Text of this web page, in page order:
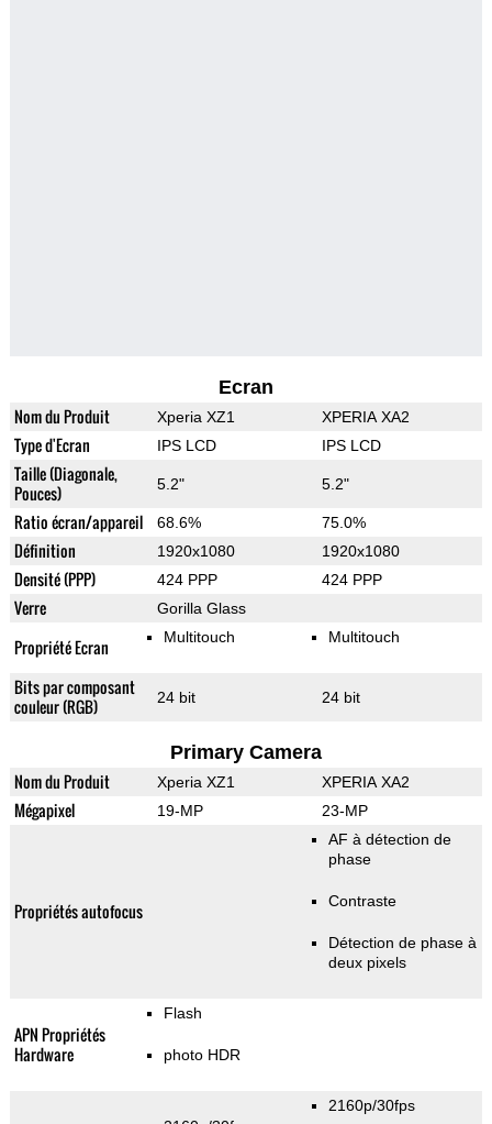
Ecran
Nom du Produit Xperia XZ1 XPERIA XA2
Type d'Ecran IPS LCD IPS LCD
Taille (Diagonale,
Pouces)
5.2" 5.2"
Ratio écran/appareil 68.6% 75.0%
Définition 1920x1080 1920x1080
Densité (PPP) 424 PPP 424 PPP
Verre Gorilla Glass
Propriété Ecran Multitouch Multitouch
Bits par composant
couleur (RGB)
24 bit 24 bit
Primary Camera
Nom du Produit Xperia XZ1 XPERIA XA2
Mégapixel 19-MP 23-MP
Propriétés autofocus
AF à détection de
phase
Contraste
Détection de phase à
deux pixels
APN Propriétés
Hardware
Flash
photo HDR
2160p/30fps